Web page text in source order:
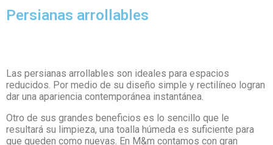
Persianas arrollables
Las persianas arrollables son ideales para espacios
reducidos. Por medio de su diseño simple y rectilíneo logran
dar una apariencia contemporánea instantánea.
Otro de sus grandes beneficios es lo sencillo que le
resultará su limpieza, una toalla húmeda es suficiente para
que queden como nuevas. En M&m contamos con gran